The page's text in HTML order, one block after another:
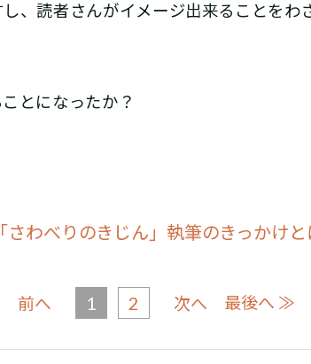
、読者さんがイメージ出来ることをわ
とになったか？
わべりのきじん」執筆のきっかけと
前へ 1 2 次へ 最後へ ≫